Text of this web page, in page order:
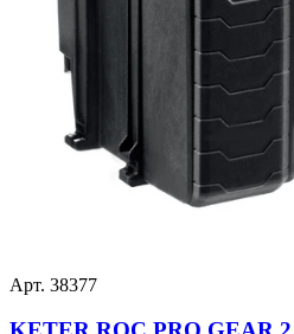
Арт. 38377